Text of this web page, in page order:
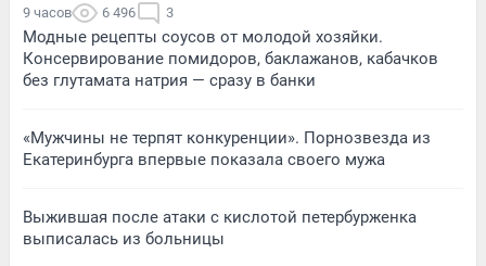
9 часов 6 496 3
Модные рецепты соусов от молодой хозяйки.
Консервирование помидоров, баклажанов, кабачков
без глутамата натрия — сразу в банки
«Мужчины не терпят конкуренции». Порнозвезда из
Екатеринбурга впервые показала своего мужа
Выжившая после атаки с кислотой петербурженка
выписалась из больницы